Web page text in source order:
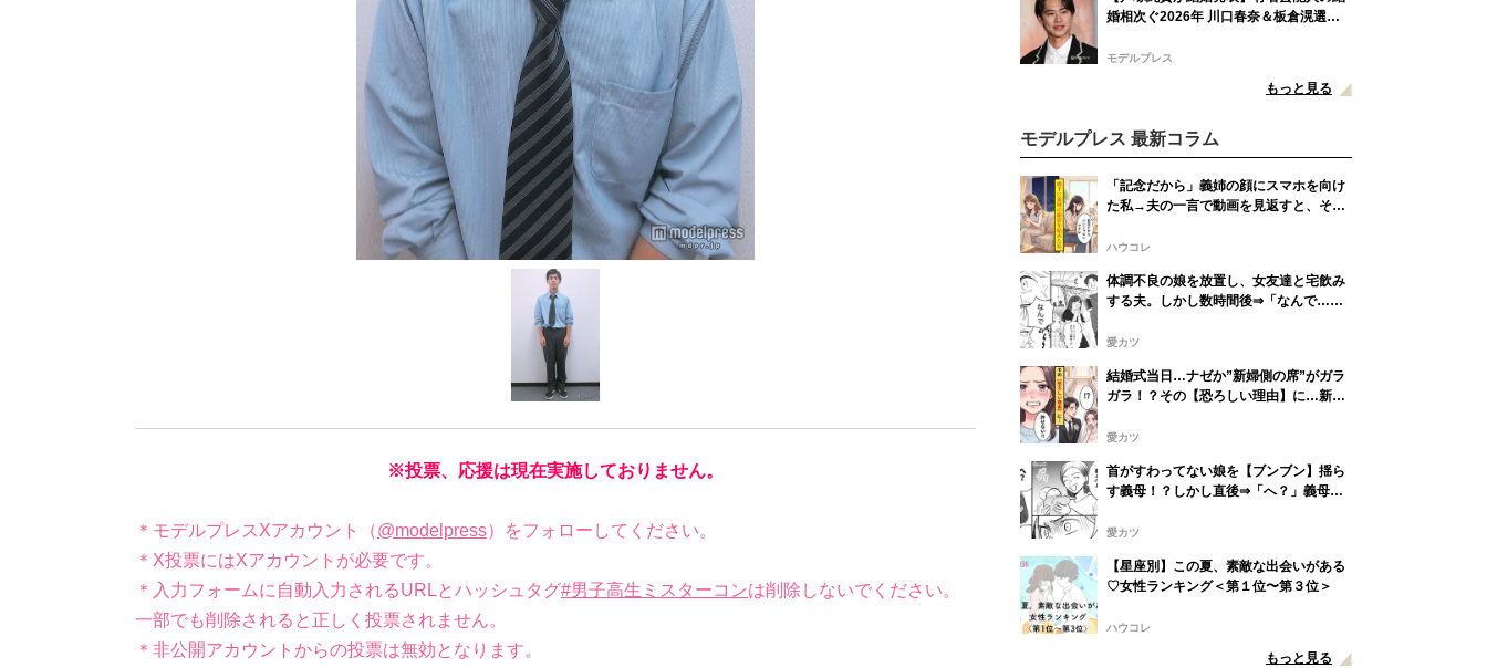
※投票、応援は現在実施しておりません。
＊モデルプレスXアカウント（@modelpress）をフォローしてください。
＊X投票にはXアカウントが必要です。
＊入力フォームに自動入力されるURLとハッシュタグ#男子高生ミスターコンは削除しないでください。
一部でも削除されると正しく投票されません。
＊非公開アカウントからの投票は無効となります。
婚相次ぐ2026年 川口春奈＆板倉滉選
中島裕翔ほか
モデルプレス
もっと見る
モデルプレス 最新コラム
「記念だから」義姉の顔にスマホを向け
た私→夫の一言で動画を見返すと、そこ
ハウコレ
体調不良の娘を放置し、女友達と宅飲み
する夫。しかし数時間後⇒「なんで…」
愛カツ
結婚式当日…ナゼか”新婦側の席”がガラ
ガラ！？その【恐ろしい理由】に…新婦
愛カツ
首がすわってない娘を【ブンブン】揺ら
す義母！？しかし直後⇒「へ？」義母が
愛カツ
【星座別】この夏、素敵な出会いがある
♡女性ランキング＜第１位〜第３位＞
ハウコレ
もっと見る